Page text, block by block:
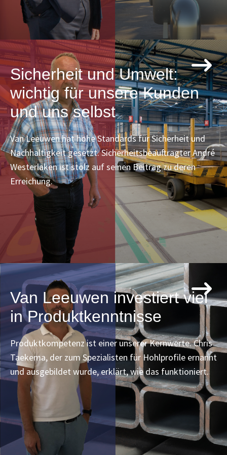
Sicherheit und Umwelt:
wichtig für unsere Kunden
und uns selbst
Van Leeuwen hat hohe Standards für Sicherheit und
Nachhaltigkeit gesetzt. Sicherheitsbeauftragter André
Westerlaken ist stolz auf seinen Beitrag zu deren
Erreichung.
Van Leeuwen investiert viel
in Produktkenntnisse
Produktkompetenz ist einer unserer Kernwerte. Chris
Taekema, der zum Spezialisten für Hohlprofile ernannt
und ausgebildet wurde, erklärt, wie das funktioniert.